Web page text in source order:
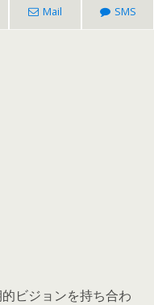
Mail SMS
ビジョンを持ち合わ